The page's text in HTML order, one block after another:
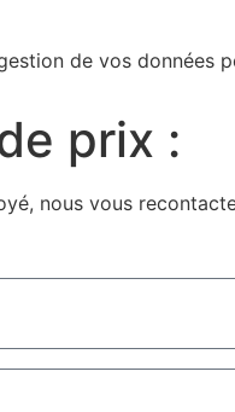
de vos
prix :
nous vous